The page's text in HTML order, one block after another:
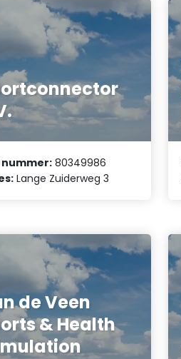
nummer: 80349986
Lange Zuiderweg 3
de Veen
& Health